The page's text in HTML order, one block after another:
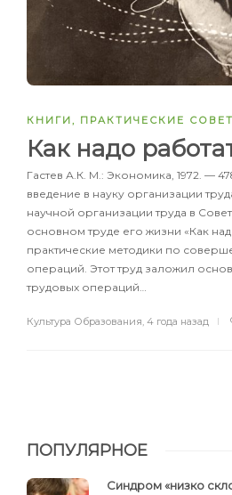
КНИГИ, ПРАКТИЧЕСКИЕ
Как надо
Гастев А.К. М.: Экономика, 1972. —
введение в науку организации
научной организации труда в
основном труде его жизни «Как
практические методики по
операций. Этот труд заложил
трудовых операций…
Культура Образования, 4 года назад
ПОПУЛЯРНОЕ
Синдром «низко